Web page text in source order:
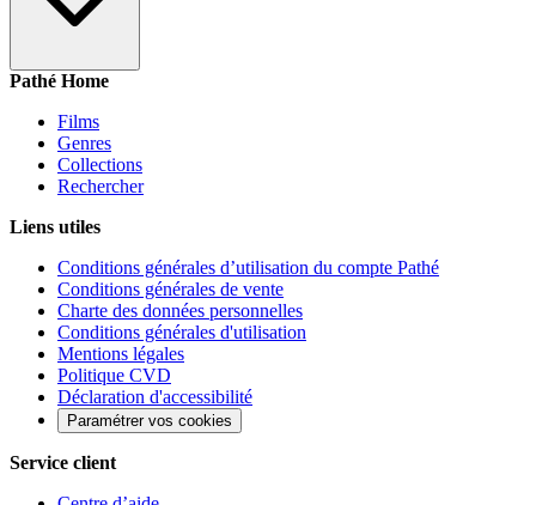
Pathé Home
Films
Genres
Collections
Rechercher
Liens utiles
Conditions générales d’utilisation du compte Pathé
Conditions générales de vente
Charte des données personnelles
Conditions générales d'utilisation
Mentions légales
Politique CVD
Déclaration d'accessibilité
Paramétrer vos cookies
Service client